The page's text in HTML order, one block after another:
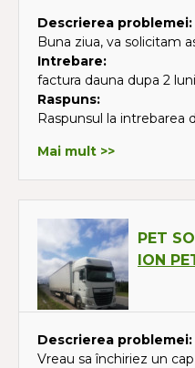
Descrierea problemei:
Buna ziua, va solicitam
Intrebare:
factura dauna dupa 2 luni
Raspuns:
Raspunsul la intrebarea
Mai mult >>
PET
ION
Descrierea problemei:
Vreau sa închiriez un